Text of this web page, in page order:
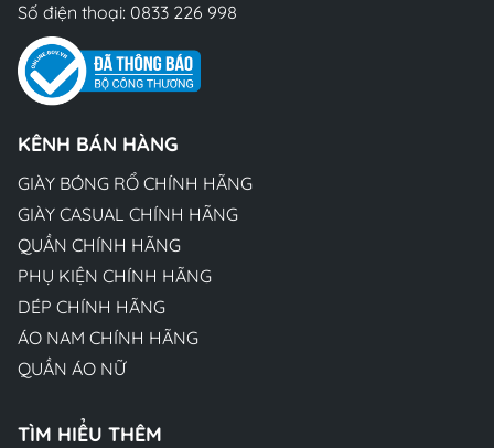
Số điện thoại: 0833 226 998
KÊNH BÁN HÀNG
GIÀY BÓNG RỔ CHÍNH HÃNG
GIÀY CASUAL CHÍNH HÃNG
QUẦN CHÍNH HÃNG
PHỤ KIỆN CHÍNH HÃNG
DÉP CHÍNH HÃNG
ÁO NAM CHÍNH HÃNG
QUẦN ÁO NỮ
TÌM HIỂU THÊM